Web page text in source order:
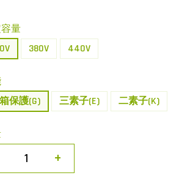
量
380V 440V
保護(G)
三素子(E) 二素子(K)
+